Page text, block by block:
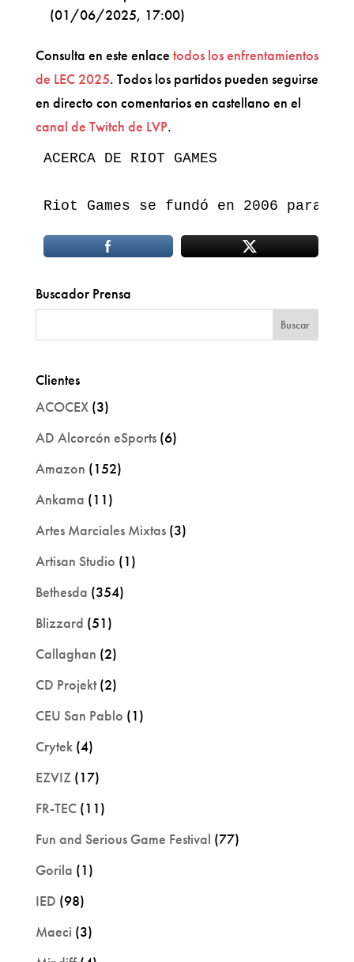
(01/06/2025, 17:00)
Consulta en este enlace todos los enfrentamientos
de LEC 2025. Todos los partidos pueden seguirse
en directo con comentarios en castellano en el
canal de Twitch de LVP.
ACERCA DE RIOT GAMES
Riot Games se fundó en 2006 para
Buscador Prensa
Clientes
ACOCEX(3)
AD Alcorcón eSports(6)
Amazon (152)
Ankama (11)
Artes Marciales Mixtas(3)
Artisan Studio (1)
Bethesda (354)
Blizzard (51)
Callaghan (2)
CD Projekt(2)
CEU San Pablo (1)
Crytek(4)
EZVIZ(17)
FR-TEC(11)
Fun and Serious Game Festival (77)
Gorila (1)
IED (98)
Maeci (3)